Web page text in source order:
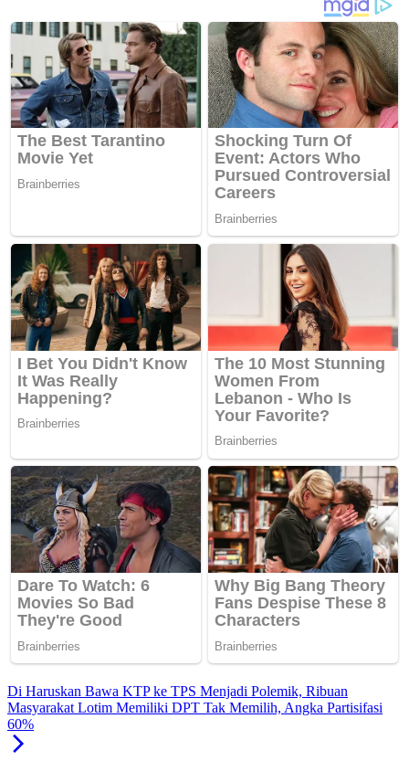
Di Haruskan Bawa KTP ke TPS Menjadi Polemik, Ribuan
Masyarakat Lotim Memiliki DPT Tak Memilih, Angka Partisifasi
60%